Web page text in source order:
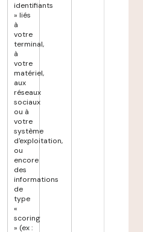
identifiants
» liés
à
votre
terminal,
à
votre
matériel,
aux
réseaux
sociaux
ou à
votre
système
d'exploitation,
ou
encore
des
informations
de
type
«
scoring
» (ex :